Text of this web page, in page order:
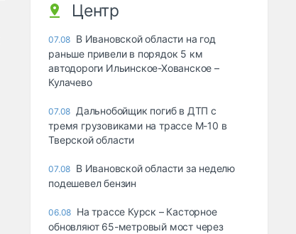
Центр
07.08 В Ивановской области на год
раньше привели в порядок 5 км
автодороги Ильинское-Хованское –
Кулачево
07.08 Дальнобойщик погиб в ДТП с
тремя грузовиками на трассе М-10 в
Тверской области
07.08 В Ивановской области за неделю
подешевел бензин
06.08 На трассе Курск – Касторное
обновляют 65-метровый мост через